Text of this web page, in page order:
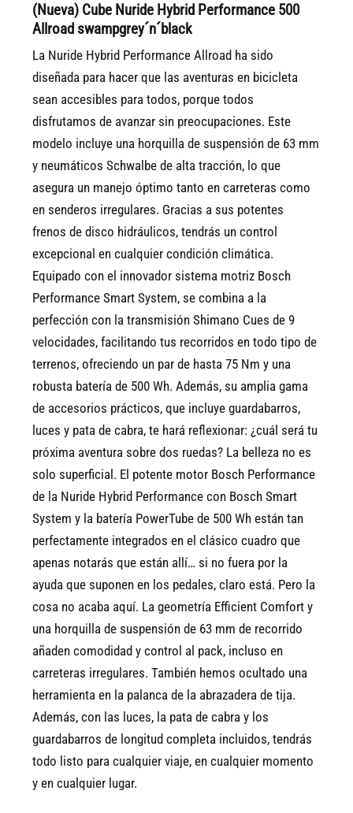
(Nueva) Cube Nuride Hybrid Performance 500
Allroad swampgrey´n´black
La Nuride Hybrid Performance Allroad ha sido
diseñada para hacer que las aventuras en bicicleta
sean accesibles para todos, porque todos
disfrutamos de avanzar sin preocupaciones. Este
modelo incluye una horquilla de suspensión de 63 mm
y neumáticos Schwalbe de alta tracción, lo que
asegura un manejo óptimo tanto en carreteras como
en senderos irregulares. Gracias a sus potentes
frenos de disco hidráulicos, tendrás un control
excepcional en cualquier condición climática.
Equipado con el innovador sistema motriz Bosch
Performance Smart System, se combina a la
perfección con la transmisión Shimano Cues de 9
velocidades, facilitando tus recorridos en todo tipo de
terrenos, ofreciendo un par de hasta 75 Nm y una
robusta batería de 500 Wh. Además, su amplia gama
de accesorios prácticos, que incluye guardabarros,
luces y pata de cabra, te hará reflexionar: ¿cuál será tu
próxima aventura sobre dos ruedas? La belleza no es
solo superficial. El potente motor Bosch Performance
de la Nuride Hybrid Performance con Bosch Smart
System y la batería PowerTube de 500 Wh están tan
perfectamente integrados en el clásico cuadro que
apenas notarás que están allí… si no fuera por la
ayuda que suponen en los pedales, claro está. Pero la
cosa no acaba aquí. La geometría Efficient Comfort y
una horquilla de suspensión de 63 mm de recorrido
añaden comodidad y control al pack, incluso en
carreteras irregulares. También hemos ocultado una
herramienta en la palanca de la abrazadera de tija.
Además, con las luces, la pata de cabra y los
guardabarros de longitud completa incluidos, tendrás
todo listo para cualquier viaje, en cualquier momento
y en cualquier lugar.